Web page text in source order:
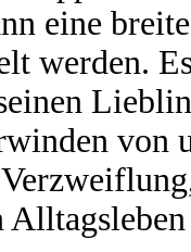
eine
werden.
von